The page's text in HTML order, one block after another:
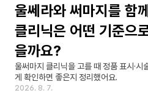
울쎄라와 써마지를 함
클리닉은 어떤 기준으
을까요?
울써마지 클리닉을 고를 때 정품 표시·시
게 확인하면 좋은지 정리했어요.
2026. 8. 7.